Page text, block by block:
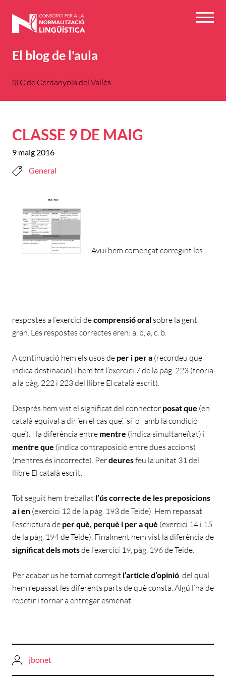
El blog de l'aula
SLC de Cerdanyola del Vallès
CLASSE 9 DE MAIG
9 maig 2016
General
Avui hem començat corregint les
respostes a l’exercici decomprensió oral sobre la gent
gran. Les respostes correctes eren: a, b, a, c, b.
A continuació hem els usos de per i per a (recordeu que
indica destinació) i hem fet l’exercici 7 de la pàg. 223 (teoria
a la pàg. 222 i 223 del llibre El català escrit).
Després hem vist el significat del connector posat que (en
català equival a dir ‘en el cas que’, ‘si’ o ‘ amb la condició
que’). I la diferència entre mentre (indica simultaneïtat) i
mentre que (indica contraposició entre dues accions)
(mentres és incorrecte). Perdeuresfeu la unitat 31 del
llibre El català escrit.
Tot seguit hem treballat l’ús correcte de les preposicions
a i en (exercici 12 de la pàg. 193 de Teide). Hem repassat
l’escriptura de per què, perquè i per a què (exercici 14 i 15
de la pàg. 194 de Teide). Finalment hem vist la diferència de
significat dels motsde l’exercici 19, pàg. 196 de Teide.
Per acabar us he tornat corregit l’article d’opinió , del qual
hem repassat les diferents parts de què consta. Algú l’ha de
repetir i tornar a entregar esmenat.
jbonet